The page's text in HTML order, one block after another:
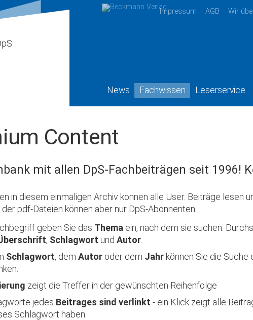
Impressum AGB Wir
News Fachwissen Leserservice
Content
mit allen DpS-Fachbeiträgen seit 1996!
in diesem einmaligen Archiv können alle User. Beiträge lesen
pdf-Dateien können aber nur DpS-Abonnenten.
geben Sie das Thema ein, nach dem sie suchen.
, Schlagwort und Autor
Schlagwort, dem Autor oder dem Jahr können Sie die Suche
zeigt die Treffer in der gewünschten Reihenfolge
jedes Beitrages sind verlinkt - ein Klick zeigt alle
Schlagwort haben.